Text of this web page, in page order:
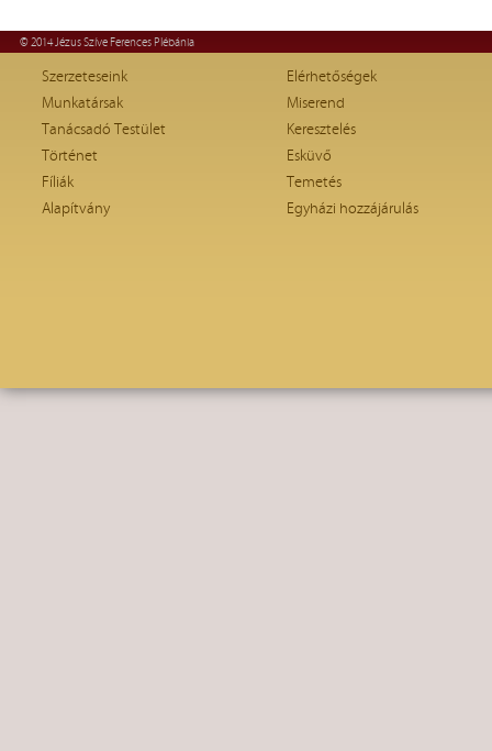
© 2014 Jézus Szíve Ferences Plébánia
Szerzeteseink
Munkatársak
Tanácsadó Testület
Történet
Fíliák
Alapítvány
Elérhetőségek
Miserend
Keresztelés
Esküvő
Temetés
Egyházi hozzájárulás